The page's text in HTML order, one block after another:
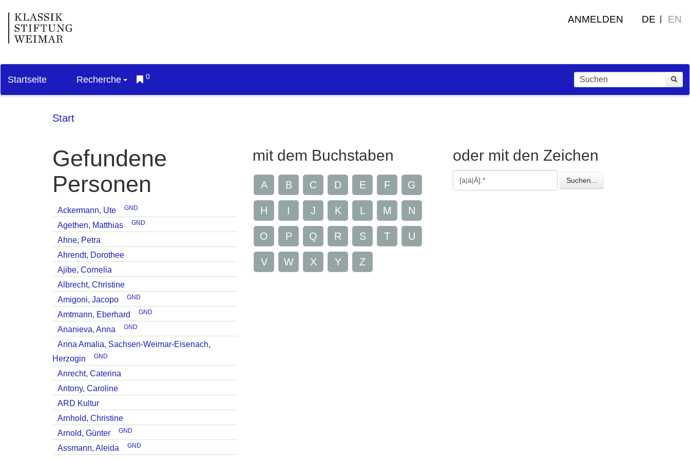
ANMELDEN DE EN
Startseite Recherche 0
Start
Gefundene
Personen
Ackermann, Ute GND
Agethen, Matthias GND
Ahne, Petra
Ahrendt, Dorothee
Ajibe, Cornelia
Albrecht, Christine
Amigoni, Jacopo
GND
Amtmann, Eberhard GND
Ananieva, Anna GND
Anna Amalia, Sachsen-Weimar-Eisenach,
Herzogin
GND
Anrecht, Caterina
Antony, Caroline
ARD Kultur
Arnhold, Christine
Arnold, Günter
GND
Assmann, Aleida GND
mit dem Buchstaben
A B C D E F G
H I J K L M N
O P Q R S T U
V W X Y Z
oder mit den Zeichen
Gesuchte
Zeichen
Suchen...